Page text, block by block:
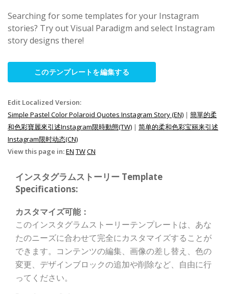
Searching for some templates for your Instagram
stories? Try out Visual Paradigm and select Instagram
story designs there!
このテンプレートを編集する
Edit Localized Version:
Simple Pastel Color Polaroid Quotes Instagram Story (EN) | 簡單的柔
和色彩寶麗來引述Instagram限時動態(TW) | 简单的柔和色彩宝丽来引述
Instagram限时动态(CN)
View this page in:EN TWCN
インスタグラムストーリー Template
Specifications:
カスタマイズ可能：
このインスタグラムストーリーテンプレートは、あな
たのニーズに合わせて完全にカスタマイズすることが
できます。コンテンツの編集、画像の差し替え、色の
変更、デザインブロックの追加や削除など、自由に行
ってください。